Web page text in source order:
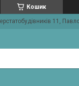
Кошик
11,